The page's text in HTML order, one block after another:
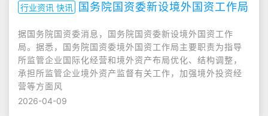
行业资讯 快讯 国务院国资委新设境外国资工作局
据国务院国资委消息，国务院国资委新设境外国资工作
局。据悉，国务院国资委境外国资工作局主要职责为指导
所监管企业国际化经营和境外资产布局优化、结构调整，
承担所监管企业境外资产监督有关工作，加强境外投资经
营等方面风
2026-04-09